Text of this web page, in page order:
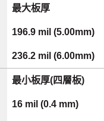
最大板厚
196.9 mil (5.00mm)
236.2 mil (6.00mm)
最小板厚(四層板)
16 mil (0.4 mm)